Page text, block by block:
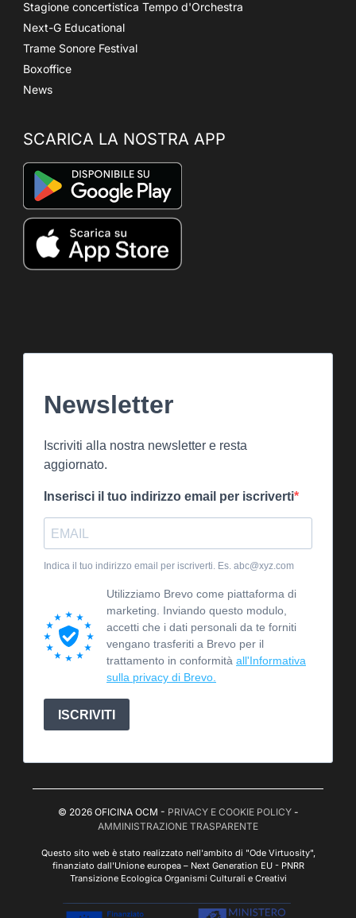
Stagione concertistica Tempo d'Orchestra
Next-G Educational
Trame Sonore Festival
Boxoffice
News
SCARICA LA NOSTRA APP
Newsletter
Iscriviti alla nostra newsletter e resta
aggiornato.
Inserisci il tuo indirizzo email per iscriverti
Indica il tuo indirizzo email per iscriverti. Es. abc@xyz.com
Utilizziamo Brevo come piattaforma di
marketing. Inviando questo modulo,
accetti che i dati personali da te forniti
vengano trasferiti a Brevo per il
trattamento in conformità all'Informativa
sulla privacy di Brevo.
ISCRIVITI
© 2026 OFICINA OCM - PRIVACY E COOKIE POLICY-
AMMINISTRAZIONE TRASPARENTE
Questo sito web è stato realizzato nell'ambito di "Ode Virtuosity",
finanziato dall'Unione europea – Next Generation EU - PNRR
Transizione Ecologica Organismi Culturali e Creativi